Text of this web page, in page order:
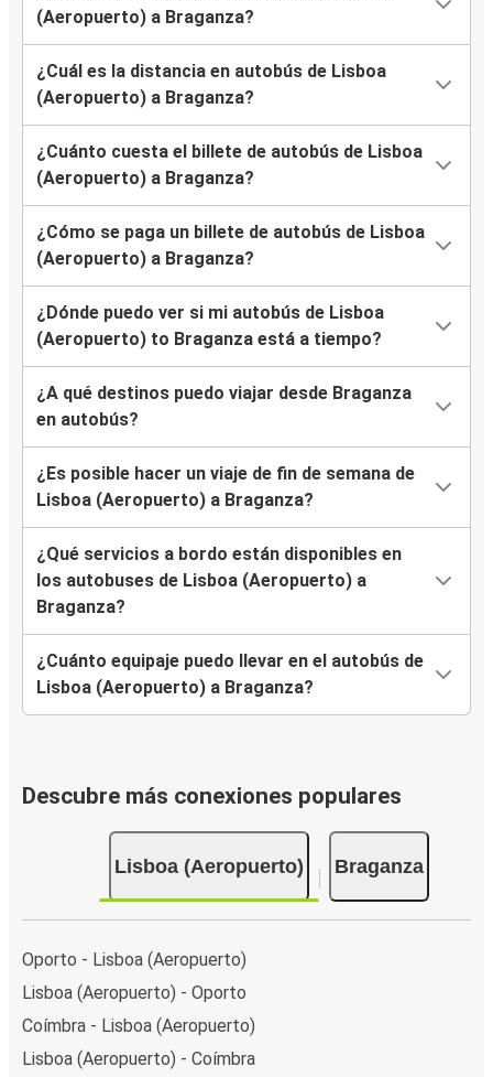
(Aeropuerto) a Braganza?
¿Cuál es la distancia en autobús de Lisboa
(Aeropuerto) a Braganza?
¿Cuánto cuesta el billete de autobús de Lisboa
(Aeropuerto) a Braganza?
¿Cómo se paga un billete de autobús de Lisboa
(Aeropuerto) a Braganza?
¿Dónde puedo ver si mi autobús de Lisboa
(Aeropuerto) to Braganza está a tiempo?
¿A qué destinos puedo viajar desde Braganza
en autobús?
¿Es posible hacer un viaje de fin de semana de
Lisboa (Aeropuerto) a Braganza?
¿Qué servicios a bordo están disponibles en
los autobuses de Lisboa (Aeropuerto) a
Braganza?
¿Cuánto equipaje puedo llevar en el autobús de
Lisboa (Aeropuerto) a Braganza?
Descubre más conexiones populares
Lisboa (Aeropuerto) Braganza
Oporto - Lisboa (Aeropuerto)
Lisboa (Aeropuerto) - Oporto
Coímbra - Lisboa (Aeropuerto)
Lisboa (Aeropuerto) - Coímbra